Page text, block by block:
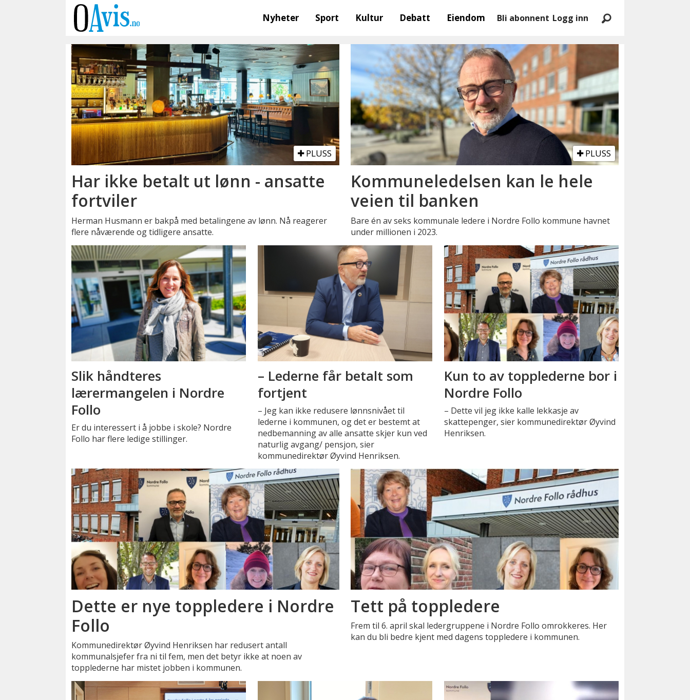
Nyheter Sport Kultur Debatt Eiendom Bli abonnent Logg inn
PLUSS
Har ikke betalt ut lønn - ansatte
fortviler
Herman Husmann er bakpå med betalingene av lønn. Nå reagerer
flere nåværende og tidligere ansatte.
PLUSS
Kommuneledelsen kan le hele
veien til banken
Bare én av seks kommunale ledere i Nordre Follo kommune havnet
under millionen i 2023.
Slik håndteres
lærermangelen i Nordre
Follo
Er du interessert i å jobbe i skole? Nordre
Follo har flere ledige stillinger.
– Lederne får betalt som
fortjent
– Jeg kan ikke redusere lønnsnivået til
lederne i kommunen, og det er bestemt at
nedbemanning av alle ansatte skjer kun ved
naturlig avgang/ pensjon, sier
kommunedirektør Øyvind Henriksen.
Kun to av topplederne bor i
Nordre Follo
– Dette vil jeg ikke kalle lekkasje av
skattepenger, sier kommunedirektør Øyvind
Henriksen.
Dette er nye toppledere i Nordre
Follo
Kommunedirektør Øyvind Henriksen har redusert antall
kommunalsjefer fra ni til fem, men det betyr ikke at noen av
topplederne har mistet jobben i kommunen.
Tett på toppledere
Frem til 6. april skal ledergruppene i Nordre Follo omrokkeres. Her
kan du bli bedre kjent med dagens toppledere i kommunen.